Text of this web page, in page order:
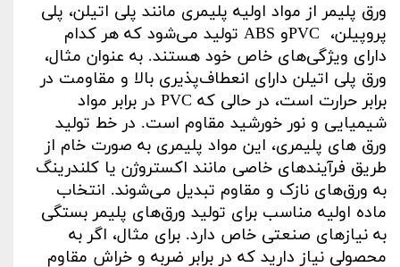
ورق پلیمر از مواد اولیه پلیمری مانند پلی اتیلن، پلی
پروپیلن، PVCو ABS تولید می‌شود که هر کدام
دارای ویژگی‌های خاص خود هستند. به عنوان مثال،
ورق پلی اتیلن دارای انعطاف‌پذیری بالا و مقاومت در
برابر حرارت است، در حالی که PVC در برابر مواد
شیمیایی و نور خورشید مقاوم است. در خط تولید
ورق های پلیمری، این مواد پلیمری به صورت خام از
طریق فرآیندهای خاصی مانند اکستروژن یا کلندرینگ
به ورق‌های نازک و مقاوم تبدیل می‌شوند. انتخاب
ماده اولیه مناسب برای تولید ورق‌های پلیمر بستگی
به نیازهای صنعتی خاص دارد. برای مثال، اگر به
محصولی نیاز دارید که در برابر ضربه و خراش مقاوم